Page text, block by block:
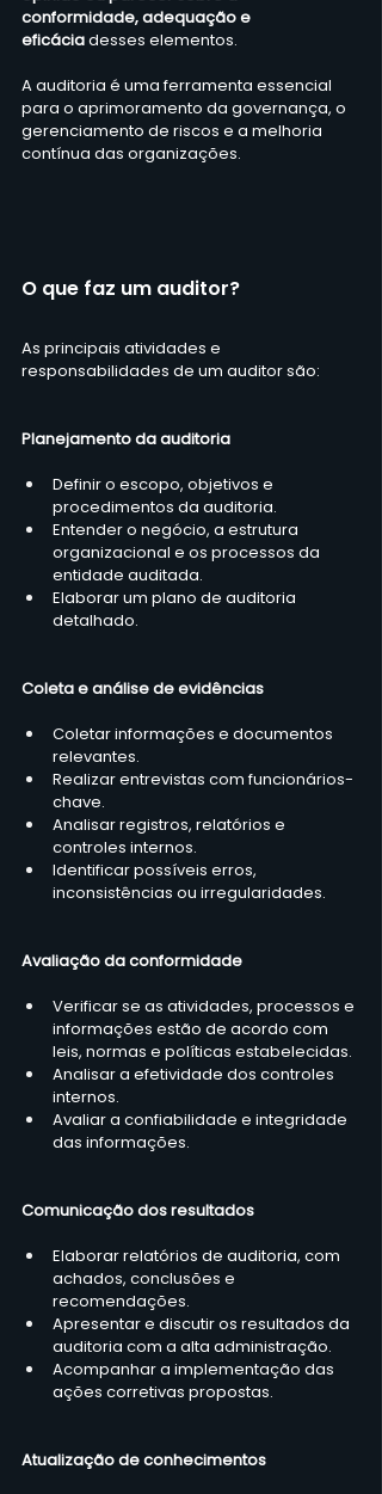
conformidade, adequação e
eficácia desses elementos.
A auditoria é uma ferramenta essencial
para o aprimoramento da governança, o
gerenciamento de riscos e a melhoria
contínua das organizações.
O que faz um auditor?
As principais atividades e
responsabilidades de um auditor são:
Planejamento da auditoria
Definir o escopo, objetivos e
procedimentos da auditoria.
Entender o negócio, a estrutura
organizacional e os processos da
entidade auditada.
Elaborar um plano de auditoria
detalhado.
Coleta e análise de evidências
Coletar informações e documentos
relevantes.
Realizar entrevistas com funcionários-
chave.
Analisar registros, relatórios e
controles internos.
Identificar possíveis erros,
inconsistências ou irregularidades.
Avaliação da conformidade
Verificar se as atividades, processos e
informações estão de acordo com
leis, normas e políticas estabelecidas.
Analisar a efetividade dos controles
internos.
Avaliar a confiabilidade e integridade
das informações.
Comunicação dos resultados
Elaborar relatórios de auditoria, com
achados, conclusões e
recomendações.
Apresentar e discutir os resultados da
auditoria com a alta administração.
Acompanhar a implementação das
ações corretivas propostas.
Atualização de conhecimentos